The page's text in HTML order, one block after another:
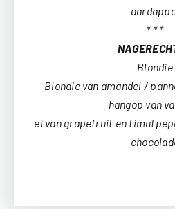
* * *
Blondie
Blondie van amandel /
hangop van
el van grapefruit en